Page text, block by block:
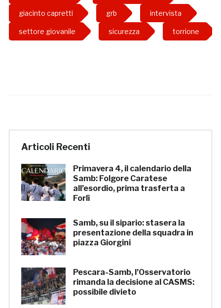
giacinto capretti grb intervista
settore giovanile sicurezza torrione
Articoli Recenti
Primavera 4, il calendario della
Samb: Folgore Caratese
all’esordio, prima trasferta a
Forlì
Samb, su il sipario: stasera la
presentazione della squadra in
piazza Giorgini
Pescara-Samb, l’Osservatorio
rimanda la decisione al CASMS:
possibile divieto